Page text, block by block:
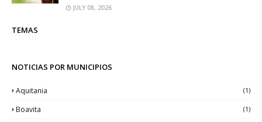
JULY 08, 2026
TEMAS
NOTICIAS POR MUNICIPIOS
Aquitania (1)
Boavita (1)